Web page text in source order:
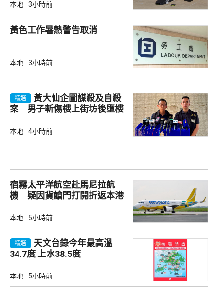
本地 3小時前
黃色工作暑熱警告取消
本地 3小時前
精選
黃大仙企圖謀殺及自殺
案 男子斬傷樓上街坊後墮樓
本地 4小時前
宿霧太平洋航空赴馬尼拉航
機 疑因貨艙門打開折返本港
本地 5小時前
精選
天文台錄今年最高溫
34.7度 上水38.5度
本地 5小時前